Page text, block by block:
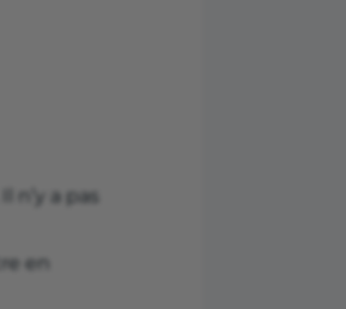
n’y a pas
en